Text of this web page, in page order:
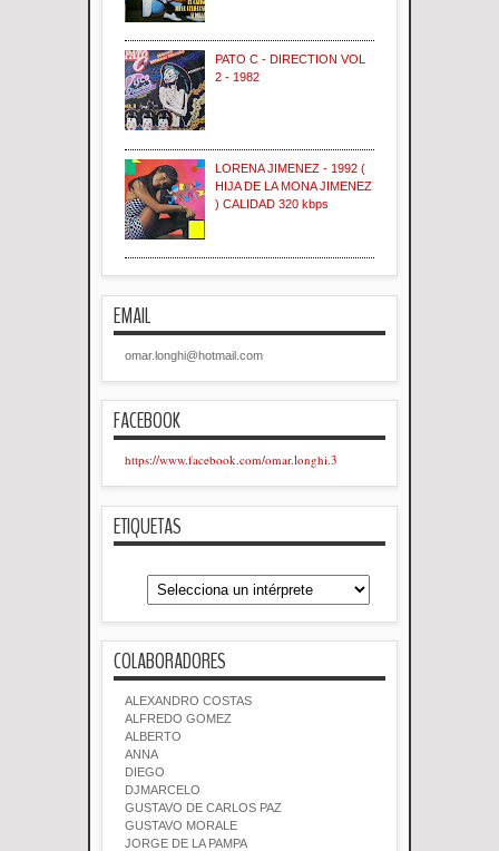
PATO C - DIRECTION VOL
2 - 1982
LORENA JIMENEZ - 1992 (
HIJA DE LA MONA JIMENEZ
) CALIDAD 320 kbps
EMAIL
omar.longhi@hotmail.com
FACEBOOK
https://www.facebook.com/omar.longhi.3
ETIQUETAS
COLABORADORES
ALEXANDRO COSTAS
ALFREDO GOMEZ
ALBERTO
ANNA
DIEGO
DJMARCELO
GUSTAVO DE CARLOS PAZ
GUSTAVO MORALE
JORGE DE LA PAMPA